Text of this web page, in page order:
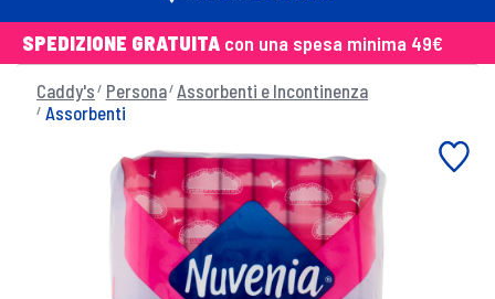
SPEDIZIONE GRATUITA con una spesa minima 49€
Caddy's Persona Assorbenti e Incontinenza
Assorbenti